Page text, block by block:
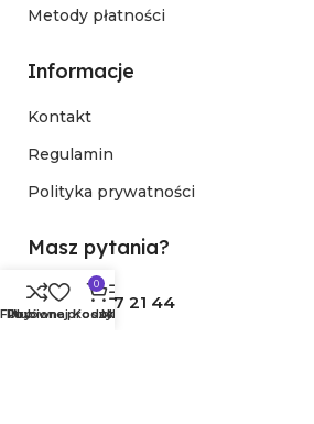
Metody płatności
Informacje
Kontakt
Regulamin
Polityka prywatności
Masz pytania?
34 307 21 44
Filtry
Porównaj
Ulubione produkty
0
KoszykMenu